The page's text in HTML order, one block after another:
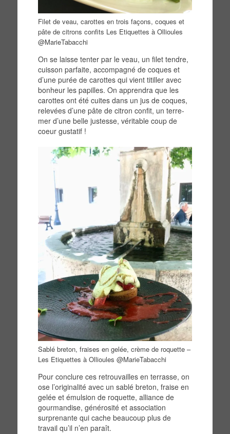
Filet de veau, carottes en trois façons, coques et
pâte de citrons confits Les Etiquettes à Ollioules
@MarieTabacchi
On se laisse tenter par le veau, un filet tendre,
cuisson parfaite, accompagné de coques et
d’une purée de carottes qui vient titiller avec
bonheur les papilles. On apprendra que les
carottes ont été cuites dans un jus de coques,
relevées d’une pâte de citron confit, un terre-
mer d’une belle justesse, véritable coup de
coeur gustatif !
Sablé breton, fraises en gelée, crème de roquette –
Les Etiquettes à Ollioules @MarieTabacchi
Pour conclure ces retrouvailles en terrasse, on
ose l’originalité avec un sablé breton, fraise en
gelée et émulsion de roquette, alliance de
gourmandise, générosité et association
surprenante qui cache beaucoup plus de
travail qu’il n’en paraît.